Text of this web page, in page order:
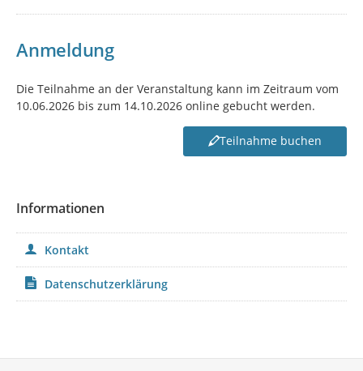
Anmeldung
Die Teilnahme an der Veranstaltung kann im Zeitraum vom
10.06.2026 bis zum 14.10.2026 online gebucht werden.
Teilnahme buchen
Informationen
Kontakt
Datenschutzerklärung